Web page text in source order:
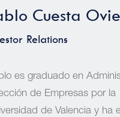
Cuesta
Relations
es graduado en
de Empresas por la
de Valencia y ha